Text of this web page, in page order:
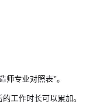
专业对照表”。
工作时长可以累加。